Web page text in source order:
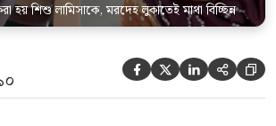
হয় শিশু লামিসাকে, মরদেহ লুকাতেই মাথা বিচ্ছিন্ন
    